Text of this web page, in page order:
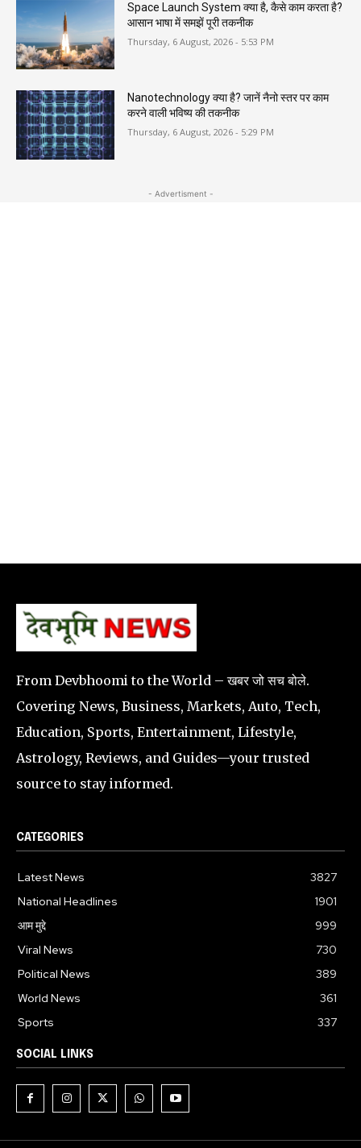
Space Launch System क्या है, कैसे काम करता है?
आसान भाषा में समझें पूरी तकनीक
Thursday, 6 August, 2026 - 5:53 PM
Nanotechnology क्या है? जानें नैनो स्तर पर काम
करने वाली भविष्य की तकनीक
Thursday, 6 August, 2026 - 5:29 PM
- Advertisment -
From Devbhoomi to the World – खबर जो सच बोले.
Covering News, Business, Markets, Auto, Tech,
Education, Sports, Entertainment, Lifestyle,
Astrology, Reviews, and Guides—your trusted
source to stay informed.
CATEGORIES
Latest News
3827
National Headlines
1901
आम मुद्दे
999
Viral News
730
Political News
389
World News
361
Sports
337
SOCIAL LINKS